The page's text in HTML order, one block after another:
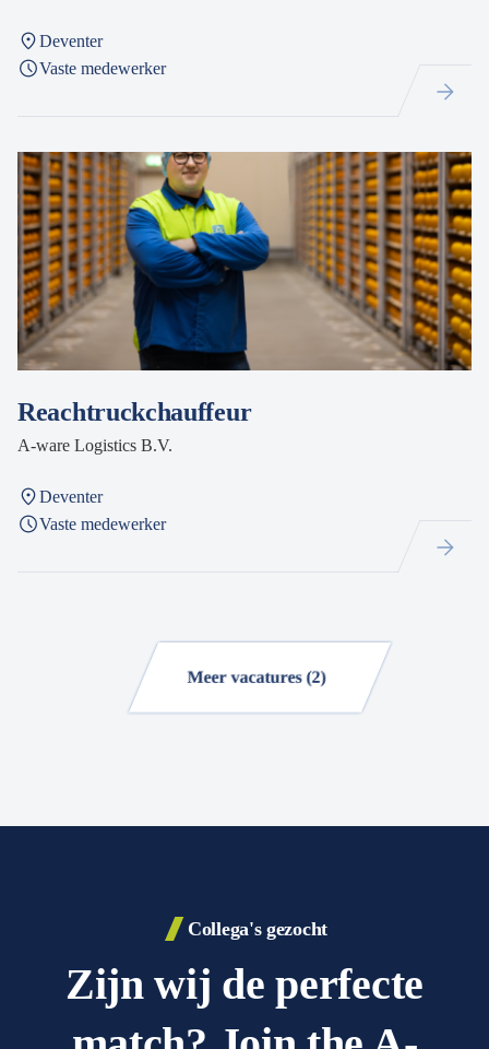
Deventer
Vaste medewerker
Reachtruckchauffeur
A-ware Logistics B.V.
Deventer
Vaste medewerker
Meer vacatures (2)
Collega's gezocht
Zijn wij de perfecte